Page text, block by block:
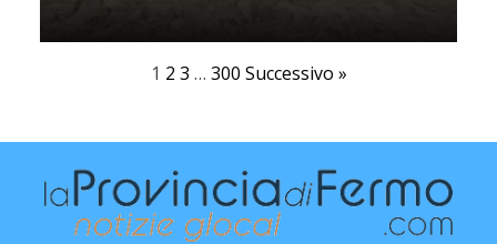
1 2 3 … 300 Successivo »